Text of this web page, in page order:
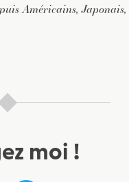
Américains,
moi !